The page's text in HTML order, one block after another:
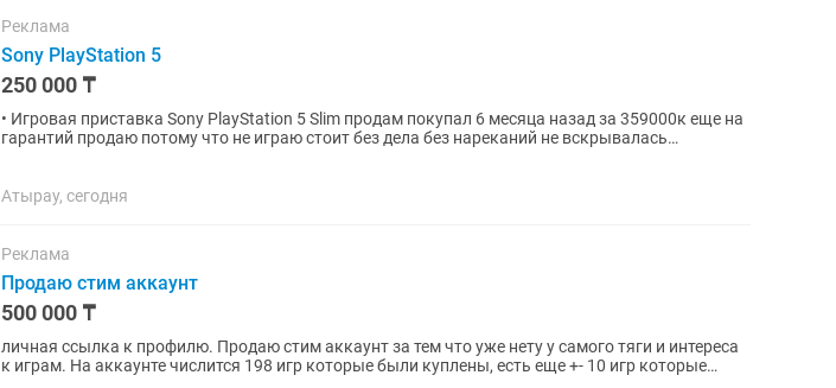
Реклама
Sony PlayStation 5
250 000 ₸
• Игровая приставка Sony PlayStation 5 Slim продам покупал 6 месяца назад за 359000к еще на
гарантий продаю потому что не играю стоит без дела без нареканий не вскрывалась
Атырау, сегодня
Реклама
Продаю стим аккаунт
500 000 ₸
личная ссылка к профилю. Продаю стим аккаунт за тем что уже нету у самого тяги и интереса
к играм. На аккаунте числится 198 игр которые были куплены, есть еще +- 10 игр которые